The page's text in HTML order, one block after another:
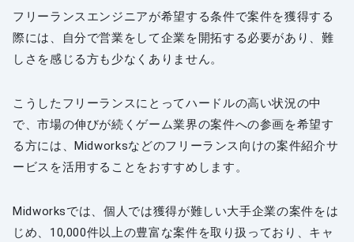
フリーランスエンジニアが希望する条件で案件を獲得する
際には、自分で営業をして企業を開拓する必要があり、難
しさを感じる方も少なくありません。
こうしたフリーランスにとってハードルの高い状況の中
で、市場の伸びが続くゲーム業界の案件への参画を希望す
る方には、Midworksなどのフリーランス向けの案件紹介サ
ービスを活用することをおすすめします。
Midworksでは、個人では獲得が難しい大手企業の案件をは
じめ、10,000件以上の豊富な案件を取り扱っており、キャ